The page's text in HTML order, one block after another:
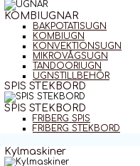
KOMBIUGNAR
BAKPOTATISUGN
KOMBIUGN
KONVEKTIONSUGN
MIKROVÅGSUGN
TANDOORIUGN
UGNSTILLBEHÖR
SPIS STEKBORD
SPIS STEKBORD
FRIBERG SPIS
FRIBERG STEKBORD
Kylmaskiner